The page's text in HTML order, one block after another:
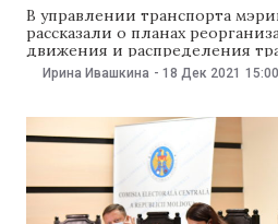
В управлении транспорта
рассказали о планах
движения и распределения
столице в 2022 году.
расширить улицу Василе Лупу
управлении сообщили, что в
планируют спроектировать и
Ирина Ивашкина - 18 Дек 2021 15:00